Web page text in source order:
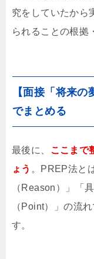
究をしていたから
られることの根拠
【面接「将来
でまとめる
最後に、 ここまで
ょう 。PREP法と
（Reason）」「
（Point）」の流
す。